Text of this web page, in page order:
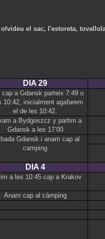
el sac, l'estoreta,
DIA 29
cap a Gdansk parteix 7:49 o
10:42, inicialment agafarem
el de les 10:42.
a Bydgoszcz y partim a
Gdansk a les 17’00
Gdansk i anam cap al
camping
DIA 4
a les 10:45 cap a Krakov
Anam cap al càmping